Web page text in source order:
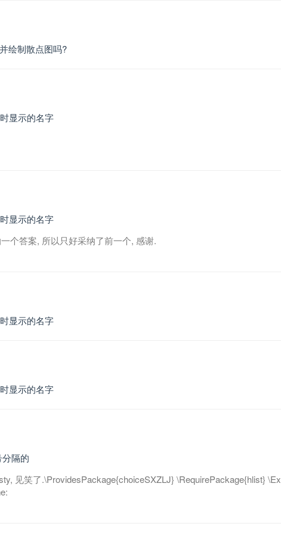
绘制散点图吗?
显示的名字
显示的名字
个答案, 所以只好采纳了前一个, 感谢.
显示的名字
显示的名字
隔的
见笑了.\ProvidesPackage{choiceSXZLJ} \RequirePackage{hlist} \Ex